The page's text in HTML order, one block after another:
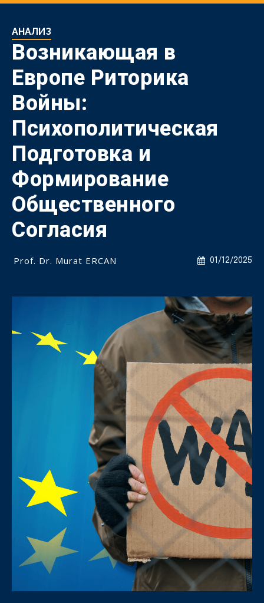
АНАЛИЗ
Возникающая в
Европе Риторика
Войны:
Психополитическая
Подготовка и
Формирование
Общественного
Согласия
01/12/2025
Prof. Dr. Murat ERCAN